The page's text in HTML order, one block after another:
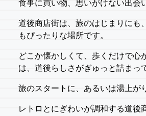
食事に買い物、思いがけない出会
道後商店街は、旅のはじまりにも
もぴったりな場所です。
どこか懐かしくて、歩くだけで心
は、道後らしさがぎゅっと詰まっ
旅のスタートに、あるいは湯上が
レトロとにぎわいが調和する道後